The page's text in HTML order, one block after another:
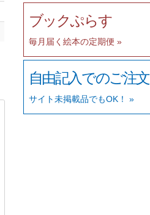
ブックぷらす
毎月届く絵本の定期便 »
自由記入でのご注文
サイト未掲載品でもOK！ »